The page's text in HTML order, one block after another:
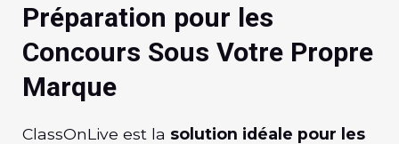
Préparation pour les
Concours Sous Votre Propre
Marque
ClassOnLive est la solution idéale pour les